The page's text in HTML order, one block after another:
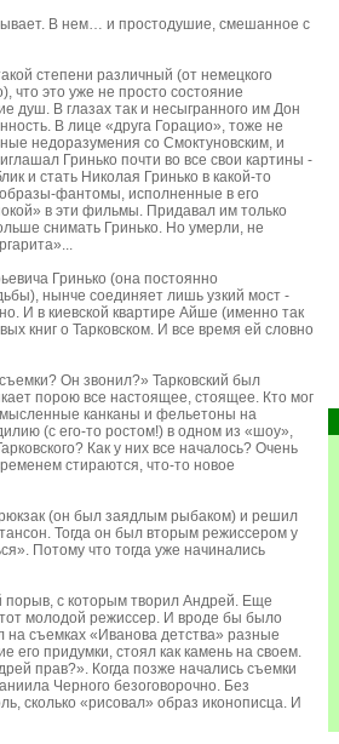
В нем… и простодушие, смешанное с
степени различный (от немецкого
что это уже не просто состояние
душ. В глазах так и несыгранного им Дон
В лице «друга Горацио», тоже не
недоразумения со Смоктуновским, и
Гринько почти во все свои картины -
и стать Николая Гринько в какой-то
фантомы, исполненные в его
в эти фильмы. Придавал им только
снимать Гринько. Но умерли, не
Гринько (она постоянно
нынче соединяет лишь узкий мост -
И в киевской квартире Айше (именно так
книг о Тарковском. И все время ей словно
Он звонил?» Тарковский был
порою все настоящее, стоящее. Кто мог
канканы и фельетоны на
(с его-то ростом!) в одном из «шоу»,
Как у них все началось? Очень
стираются, что-то новое
рюкзак (он был заядлым рыбаком) и решил
Тогда он был вторым режиссером у
Потому что тогда уже начинались
порыв, с которым творил Андрей. Еще
молодой режиссер. И вроде бы было
на съемках «Иванова детства» разные
его придумки, стоял как камень на своем.
прав?». Когда позже начались съемки
Черного безоговорочно. Без
сколько «рисовал» образ иконописца. И